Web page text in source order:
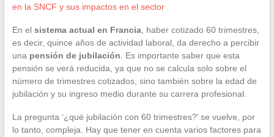
en la SNCF y sus impactos en el sector
En el sistema actual en Francia, haber cotizado 60 trimestres,
es decir, quince años de actividad laboral, da derecho a percibir
una pensión de jubilación. Es importante saber que esta
pensión se verá reducida, ya que no se calcula solo sobre el
número de trimestres cotizados, sino también sobre la edad de
jubilación y su ingreso medio durante su carrera profesional.
La pregunta ‘¿qué jubilación con 60 trimestres?’ se vuelve, por
lo tanto, compleja. Hay que tener en cuenta varios factores para